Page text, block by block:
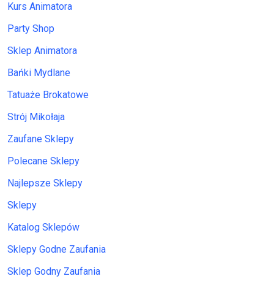
Kurs Animatora
Party Shop
Sklep Animatora
Bańki Mydlane
Tatuaże Brokatowe
Strój Mikołaja
Zaufane Sklepy
Polecane Sklepy
Najlepsze Sklepy
Sklepy
Katalog Sklepów
Sklepy Godne Zaufania
Sklep Godny Zaufania